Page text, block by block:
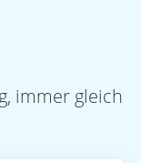
immer gleich